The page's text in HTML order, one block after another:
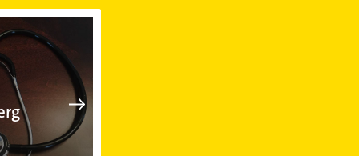
Arzt in Havelberg